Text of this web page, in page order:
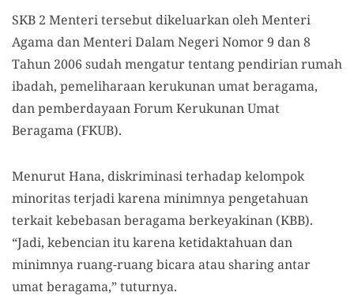
SKB 2 Menteri tersebut dikeluarkan oleh Menteri
Agama dan Menteri Dalam Negeri Nomor 9 dan 8
Tahun 2006 sudah mengatur tentang pendirian rumah
ibadah, pemeliharaan kerukunan umat beragama,
dan pemberdayaan Forum Kerukunan Umat
Beragama (FKUB).
Menurut Hana, diskriminasi terhadap kelompok
minoritas terjadi karena minimnya pengetahuan
terkait kebebasan beragama berkeyakinan (KBB).
“Jadi, kebencian itu karena ketidaktahuan dan
minimnya ruang-ruang bicara atau sharing antar
umat beragama,” tuturnya.